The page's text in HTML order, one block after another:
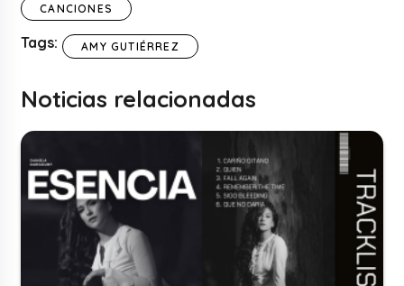
CANCIONES
Tags: AMY GUTIÉRREZ
Noticias relacionadas